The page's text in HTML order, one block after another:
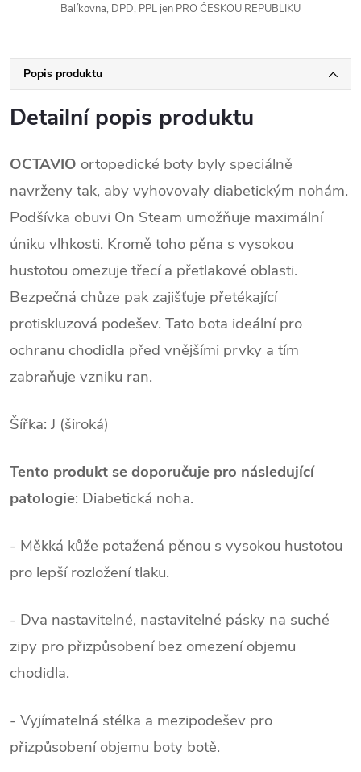
Balíkovna, DPD, PPL jen PRO ČESKOU REPUBLIKU
Popis produktu
Detailní popis produktu
OCTAVIO ortopedické boty byly speciálně
navrženy tak, aby vyhovovaly diabetickým nohám.
Podšívka obuvi On Steam umožňuje maximální
úniku vlhkosti. Kromě toho pěna s vysokou
hustotou omezuje třecí a přetlakové oblasti.
Bezpečná chůze pak zajišťuje přetékající
protiskluzová podešev. Tato bota ideální pro
ochranu chodidla před vnějšími prvky a tím
zabraňuje vzniku ran.
Šířka: J (široká)
Tento produkt se doporučuje pro následující
patologie: Diabetická noha.
- Měkká kůže potažená pěnou s vysokou hustotou
pro lepší rozložení tlaku.
- Dva nastavitelné, nastavitelné pásky na suché
zipy pro přizpůsobení bez omezení objemu
chodidla.
- Vyjímatelná stélka a mezipodešev pro
přizpůsobení objemu boty botě.